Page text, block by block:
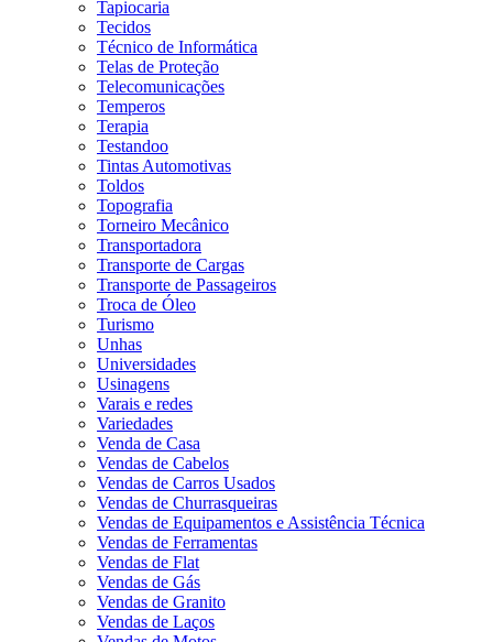
Tapiocaria
Tecidos
Técnico de Informática
Telas de Proteção
Telecomunicações
Temperos
Terapia
Testandoo
Tintas Automotivas
Toldos
Topografia
Torneiro Mecânico
Transportadora
Transporte de Cargas
Transporte de Passageiros
Troca de Óleo
Turismo
Unhas
Universidades
Usinagens
Varais e redes
Variedades
Venda de Casa
Vendas de Cabelos
Vendas de Carros Usados
Vendas de Churrasqueiras
Vendas de Equipamentos e Assistência Técnica
Vendas de Ferramentas
Vendas de Flat
Vendas de Gás
Vendas de Granito
Vendas de Laços